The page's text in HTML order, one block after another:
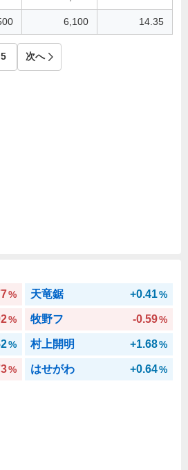
6,100 14.35
5 次へ
% 天竜鋸 +0.41%
% 牧野フ -0.59%
% 村上開明 +1.68%
% はせがわ +0.64%